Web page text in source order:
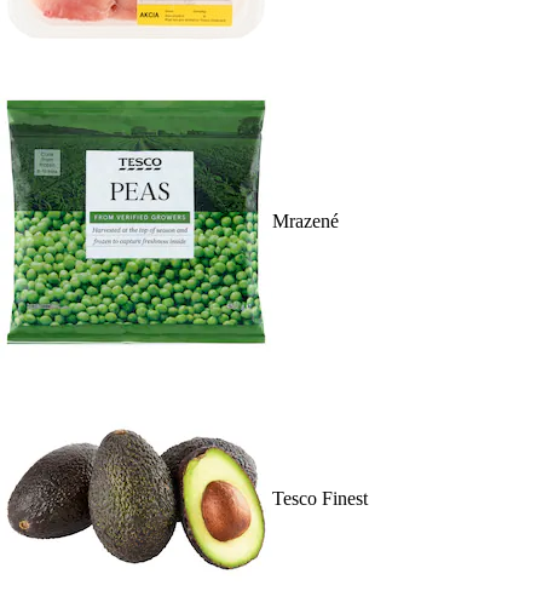
Mrazené
Tesco Finest